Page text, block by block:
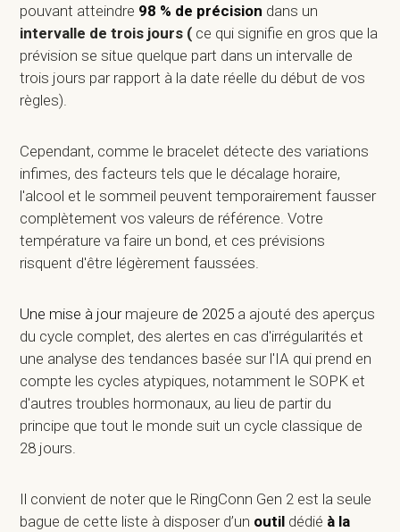
pouvant atteindre 98 % de précision dans un
intervalle de trois jours ( ce qui signifie en gros que la
prévision se situe quelque part dans un intervalle de
trois jours par rapport à la date réelle du début de vos
règles).
Cependant, comme le bracelet détecte des variations
infimes, des facteurs tels que le décalage horaire,
l'alcool et le sommeil peuvent temporairement fausser
complètement vos valeurs de référence. Votre
température va faire un bond, et ces prévisions
risquent d'être légèrement faussées.
Une mise à jourmajeure de 2025 a ajouté des aperçus
du cycle complet, des alertes en cas d'irrégularités et
une analyse des tendances basée sur l'IA qui prend en
compte les cycles atypiques, notamment le SOPK et
d'autres troubles hormonaux, au lieu de partir du
principe que tout le monde suit un cycle classique de
28 jours.
Il convient de noter que le RingConn Gen 2 est la seule
bague de cette liste à disposer d’un outil dédié à la